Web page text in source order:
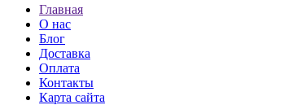
Главная
О нас
Блог
Доставка
Оплата
Контакты
Карта сайта